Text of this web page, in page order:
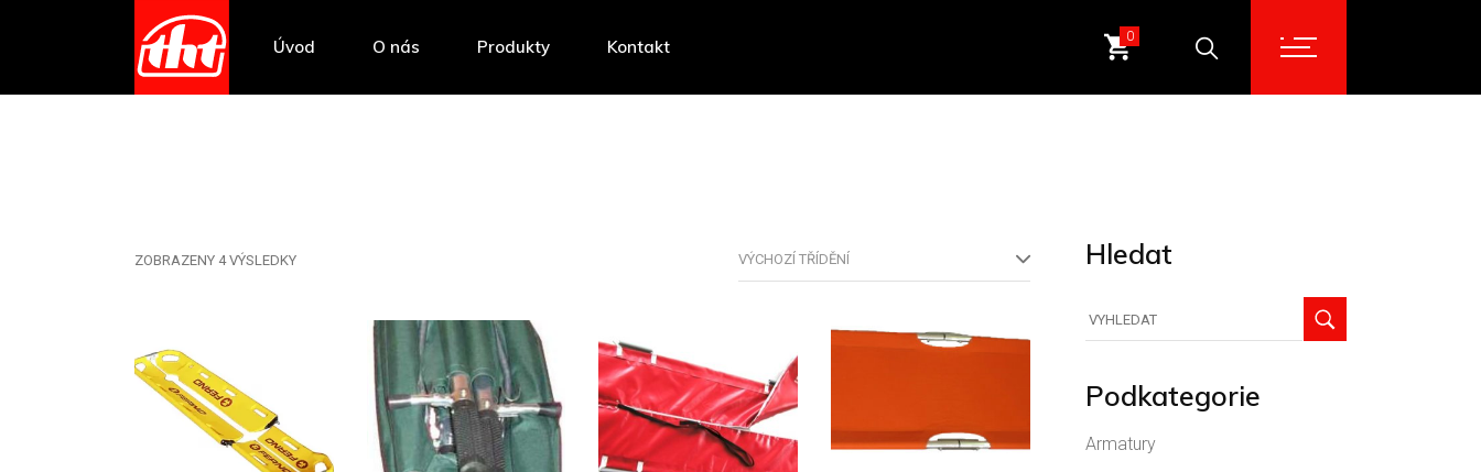
Úvod O nás Produkty Kontakt 0
ZOBRAZENY 4 VÝSLEDKY VÝCHOZÍ TŘÍDĚNÍ Hledat
Podkategorie
Armatury